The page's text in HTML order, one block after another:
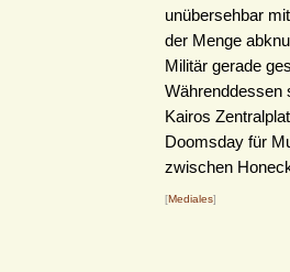
unübersehbar
der Menge
Militär gerade
Währenddessen
Kairos
Doomsday für
zwischen
[Mediales]